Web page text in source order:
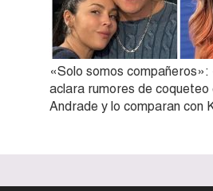
«Solo somos
aclara rumores de coqueteo
Andrade y lo comparan con